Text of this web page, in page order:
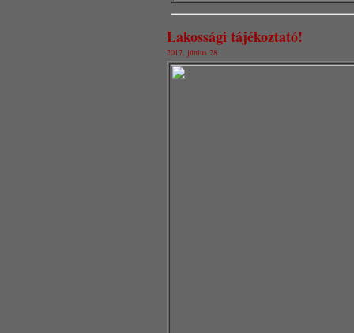
Lakossági tájékoztató!
2017. június 28.